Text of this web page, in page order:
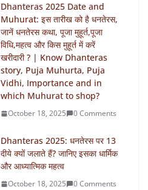
Dhanteras 2025 Date and
Muhurat: इस तारीख को है धनतेरस,
जानें धनतेरस कथा, पूजा मुहूर्त,पूजा
विधि,महत्व और किस मुहूर्त में करें
खरीदारी ? | Know Dhanteras
story, Puja Muhurta, Puja
Vidhi, Importance and in
which Muhurat to shop?
October 18, 2025 0 Comments
Dhanteras 2025: धनतेरस पर 13
दीये क्यों जलाते हैं? जानिए इसका धार्मिक
और आध्यात्मिक महत्व
October 18, 2025 0 Comments